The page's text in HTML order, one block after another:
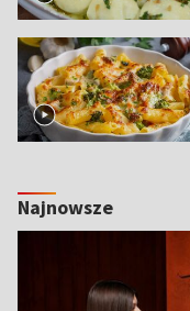
Najnowsze